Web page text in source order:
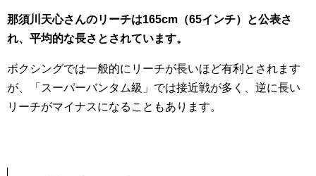
那須川天心さんのリーチは165cm（65インチ）と公表さ
れ、平均的な長さとされています。
ボクシングでは一般的にリーチが長いほど有利とされます
が、「スーパーバンタム級」では接近戦が多く、逆に長い
リーチがマイナスになることもあります。